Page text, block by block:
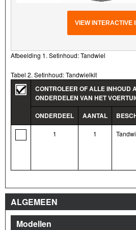
VIEW INTERACTIVE
Afbeelding 1. Setinhoud: Tandwiel
Tabel 2. Setinhoud: Tandwielkit
CONTROLEER OF ALLE INHOUD
ONDERDELEN VAN HET
ONDERDEEL
AANTAL
1 1
ALGEMEEN
Modellen